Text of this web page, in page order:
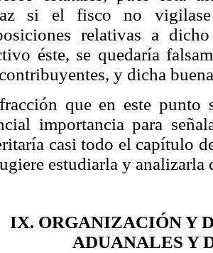
si el fisco no
relativas a
éste, se quedaría
y dicha
que en este punto
importancia para
casi todo el capítulo
estudiarla y analizarla
IX. ORGANIZACIÓN Y
ADUANALES Y